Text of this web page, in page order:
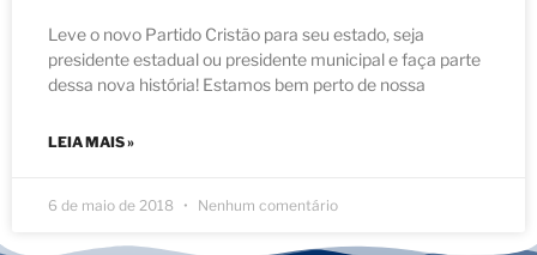
Leve o novo Partido Cristão para seu estado, seja
presidente estadual ou presidente municipal e faça parte
dessa nova história! Estamos bem perto de nossa
LEIA MAIS »
6 de maio de 2018 Nenhum comentário